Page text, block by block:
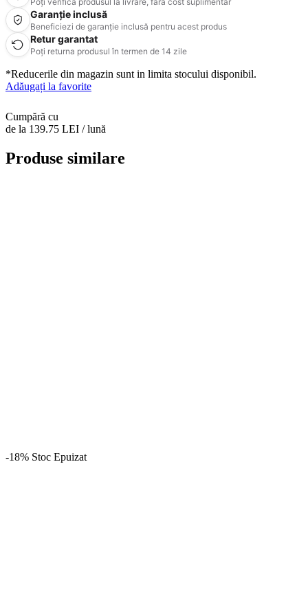
Garanție inclusă
Beneficiezi de garanție inclusă pentru acest produs
Retur garantat
Poți returna produsul în termen de 14 zile
*Reducerile din magazin sunt in limita stocului disponibil.
Adăugați la favorite
Cumpără cu
de la 139.75 LEI / lună
Produse similare
-18% Stoc Epuizat